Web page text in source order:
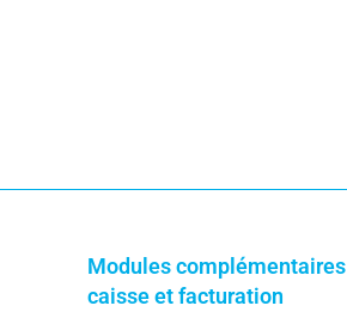
Modules complémentaires
caisse et facturation